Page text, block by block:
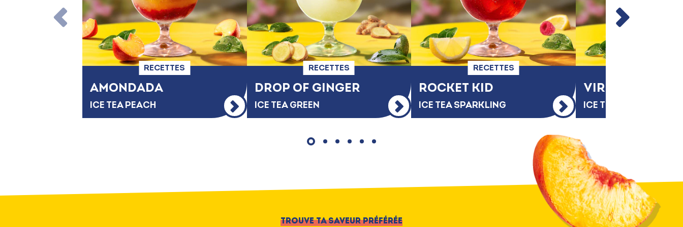
ICE TEA PEACH
AMONDADA
RECETTES
ICE TEA GREEN
DROP OF GINGER
RECETTES
ICE TEA SPARKLING
ROCKET KID
RECETTES
ICE TEA GREEN
VIRGIN MOJITO
TROUVE TA SAVEUR PRÉFÉRÉE